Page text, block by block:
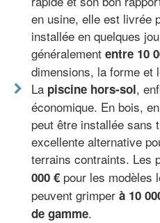
en usine, elle est livrée
installée en quelques
généralement entre 10
dimensions, la forme
La piscine hors-sol,
économique. En bois,
peut être installée sans
excellente alternative
terrains contraints. Les
000 € pour les modèles
peuvent grimper à 10
de gamme.